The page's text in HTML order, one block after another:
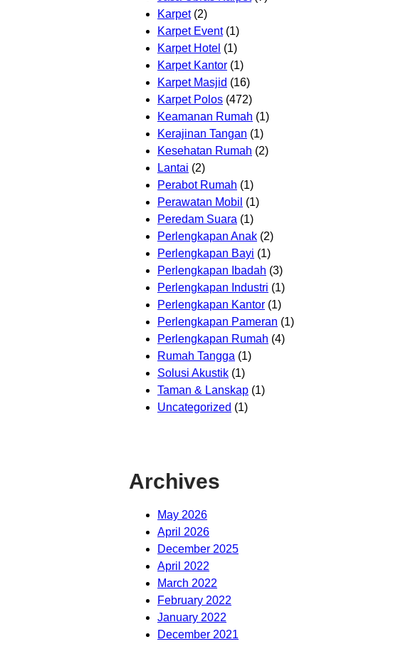
Karpet(2)
Karpet Event(1)
Karpet Hotel (1)
Karpet Kantor (1)
Karpet Masjid (16)
Karpet Polos (472)
Keamanan Rumah (1)
Kerajinan Tangan (1)
Kesehatan Rumah (2)
Lantai (2)
Perabot Rumah (1)
Perawatan Mobil (1)
Peredam Suara (1)
Perlengkapan Anak (2)
Perlengkapan Bayi (1)
Perlengkapan Ibadah (3)
Perlengkapan Industri (1)
Perlengkapan Kantor (1)
Perlengkapan Pameran (1)
Perlengkapan Rumah (4)
Rumah Tangga (1)
Solusi Akustik (1)
Taman & Lanskap (1)
Uncategorized (1)
Archives
May 2026
April 2026
December 2025
April 2022
March 2022
February 2022
January 2022
December 2021